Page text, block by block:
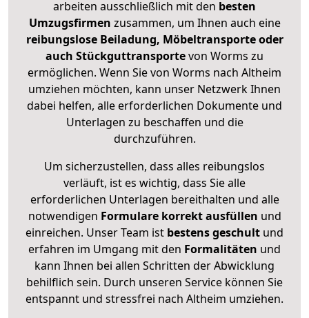
arbeiten ausschließlich mit den besten
Umzugsfirmen zusammen, um Ihnen auch eine
reibungslose Beiladung, Möbeltransporte oder
auch Stückguttransportevon Worms zu
ermöglichen. Wenn Sie von Worms nach Altheim
umziehen möchten, kann unser Netzwerk Ihnen
dabei helfen, alle erforderlichen Dokumente und
Unterlagen zu beschaffen und die
durchzuführen.
Um sicherzustellen, dass alles reibungslos
verläuft, ist es wichtig, dass Sie alle
erforderlichen Unterlagen bereithalten und alle
notwendigen Formulare korrekt ausfüllen und
einreichen. Unser Team ist bestens geschult und
erfahren im Umgang mit den Formalitäten und
kann Ihnen bei allen Schritten der Abwicklung
behilflich sein. Durch unseren Service können Sie
entspannt und stressfrei nach Altheim umziehen.